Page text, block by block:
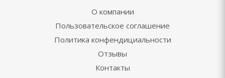
О компании
Пользовательское соглашение
Политика конфендициальности
Отзывы
Контакты